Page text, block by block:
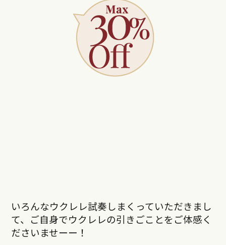
いろんなウクレレ試奏しまくっていただきまし
て、ご自身でウクレレの引きごことをご体感く
ださいませーー！